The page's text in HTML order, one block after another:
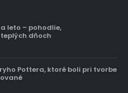
leto – pohodlie,
dňoch
Pottera, ktoré boli pri tvorbe